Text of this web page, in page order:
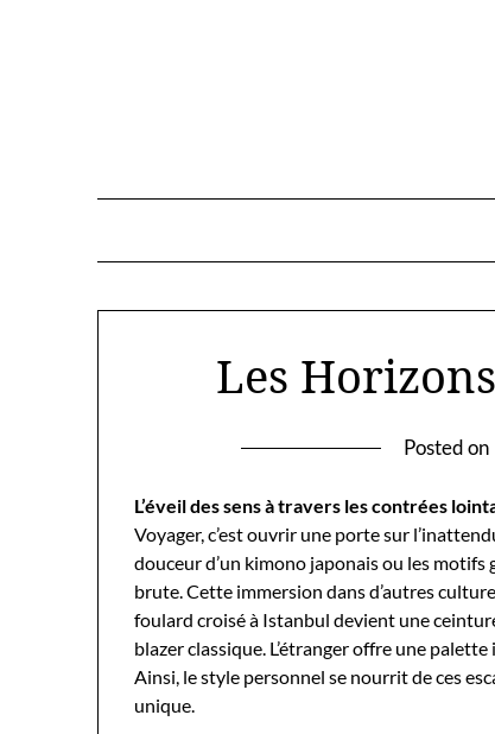
Les
Posted on
L’éveil des sens à travers les contrées
Voyager, c’est ouvrir une porte sur
douceur d’un kimono japonais ou les
brute. Cette immersion dans d’autres
foulard croisé à Istanbul devient une
blazer classique. L’étranger offre une
Ainsi, le style personnel se nourrit de ces
unique.